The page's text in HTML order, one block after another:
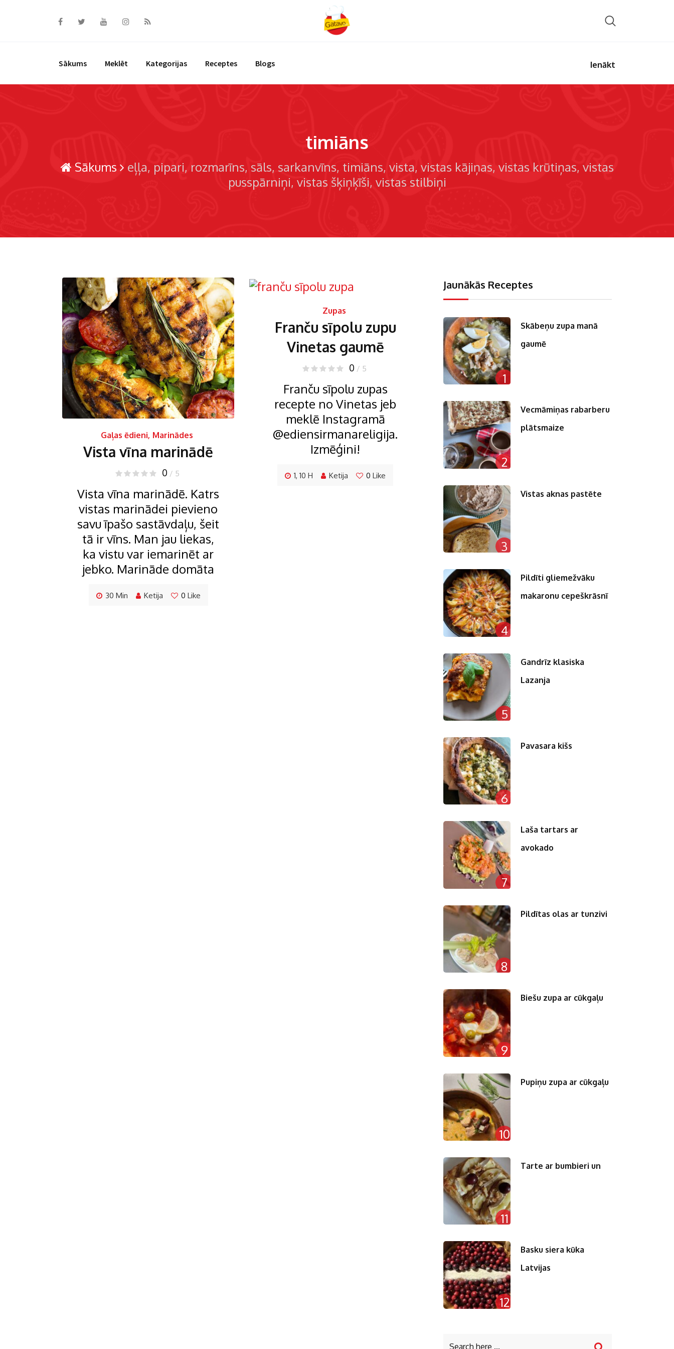
Sākums Meklēt Kategorijas Receptes Blogs Ienākt
timiāns
Sākums eļļa pipari rozmarīns sāls sarkanvīns timiāns vista vistas kājiņas vistas krūtiņas vistas
pusspārniņi vistas šķiņķīši vistas stilbiņi
Gaļas ēdieni, Marinādes
Vista vīna marinādē
0 / 5
Vista vīna marinādē. Katrs
vistas marinādei pievieno
savu īpašo sastāvdaļu, šeit
tā ir vīns. Man jau liekas,
ka vistu var iemarinēt ar
jebko. Marināde domāta
30 Min Ketija 0 Like
Zupas
Franču sīpolu zupu
Vinetas gaumē
0 / 5
Franču sīpolu zupas
recepte no Vinetas jeb
meklē Instagramā
@ediensirmanareligija.
Izmēģini!
1, 10 H Ketija 0 Like
Jaunākās Receptes
1
Skābeņu zupa manā
gaumē
2
Vecmāmiņas rabarberu
plātsmaize
3
Vistas aknas pastēte
4
Pildīti gliemežvāku
makaronu cepeškrāsnī
5
Gandrīz klasiska
Lazanja
6
Pavasara kišs
7
Laša tartars ar
avokado
8
Pildītas olas ar tunzivi
9
Biešu zupa ar cūkgaļu
10
Pupiņu zupa ar cūkgaļu
11
Tarte ar bumbieri un
12
Basku siera kūka
Latvijas